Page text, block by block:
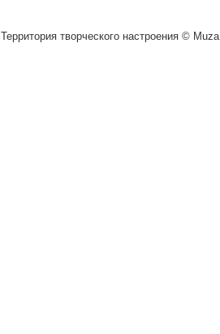
Территория творческого настроения ©